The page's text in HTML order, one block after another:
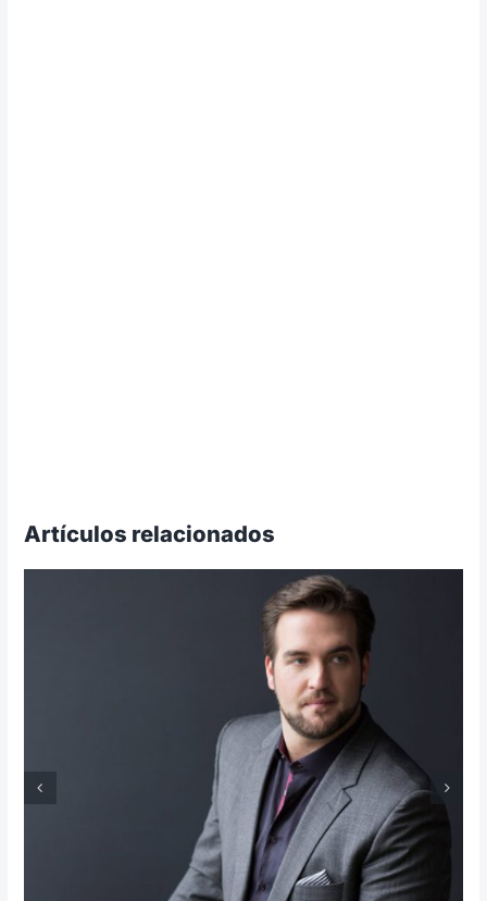
Artículos relacionados